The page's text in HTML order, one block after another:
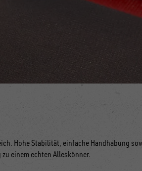
Hohe Stabilität, einfache Handhabung
einem echten Alleskönner.